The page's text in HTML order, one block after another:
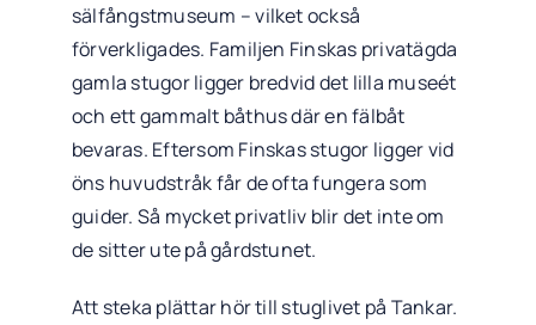
sälfångstmuseum – vilket också
förverkligades. Familjen Finskas privatägda
gamla stugor ligger bredvid det lilla museét
och ett gammalt båthus där en fälbåt
bevaras. Eftersom Finskas stugor ligger vid
öns huvudstråk får de ofta fungera som
guider. Så mycket privatliv blir det inte om
de sitter ute på gårdstunet.
Att steka plättar hör till stuglivet på Tankar.